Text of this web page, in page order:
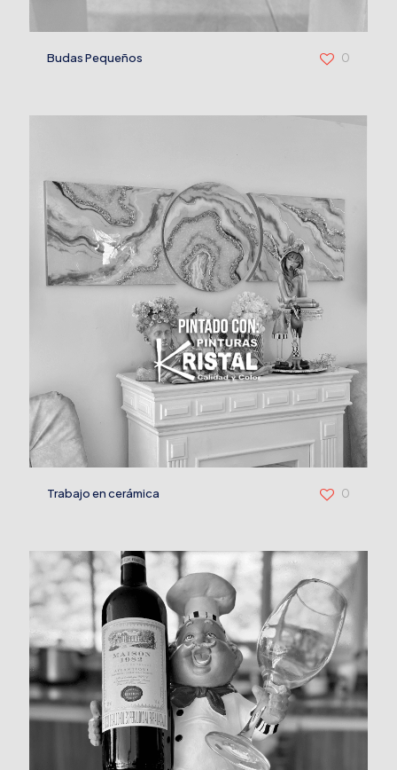
Budas Pequeños 0
Trabajo en cerámica 0